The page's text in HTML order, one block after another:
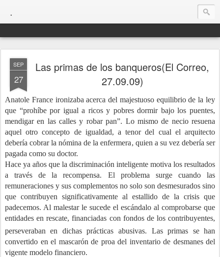
.
SEP
27
Las primas de los banqueros(El Correo,
27.09.09)
Anatole France ironizaba acerca del majestuoso equilibrio de la ley
que “prohíbe por igual a ricos y pobres dormir bajo los puentes,
mendigar en las calles y robar pan”. Lo mismo de necio resuena
aquel otro concepto de igualdad, a tenor del cual el arquitecto
debería cobrar la nómina de la enfermera, quien a su vez debería ser
pagada como su doctor.
Hace ya años que la discriminación inteligente motiva los resultados
a través de la recompensa. El problema surge cuando las
remuneraciones y sus complementos no solo son desmesurados sino
que contribuyen significativamente al estallido de la crisis que
padecemos. Al malestar le sucede el escándalo al comprobarse que
entidades en rescate, financiadas con fondos de los contribuyentes,
perseveraban en dichas prácticas abusivas.
Las primas se han
convertido en el mascarón de proa del inventario de desmanes del
vigente modelo financiero.